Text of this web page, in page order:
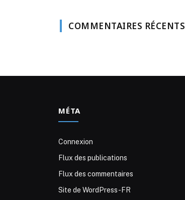
COMMENTAIRES RÉCENTS
MÉTA
Connexion
Flux des publications
Flux des commentaires
Site de WordPress-FR